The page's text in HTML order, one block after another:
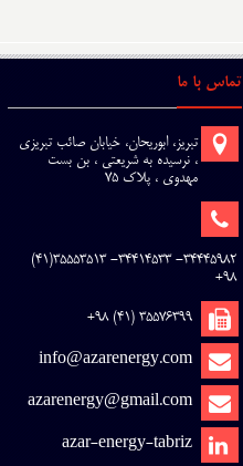
تماس با ما
تبریز، ابوریحان، خیابان صائب تبریزی
، نرسیده به شریعتی ، بن بست
مهدوی ، پلاک 75
34445982- 34414533- 35553513(41)
98+
35576399 (41) 98+
info@azarenergy.com
azarenergy@gmail.com
azar-energy-tabriz